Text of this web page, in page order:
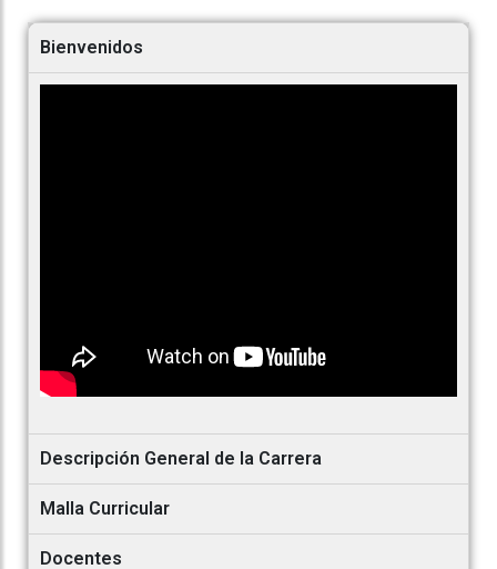
Bienvenidos
Descripción General de la Carrera
Malla Curricular
Docentes